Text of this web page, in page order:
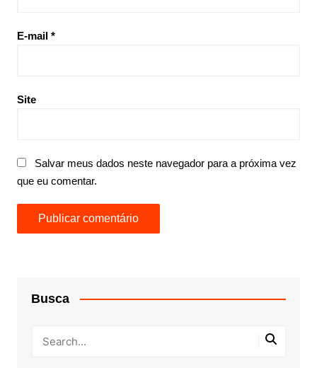
E-mail *
Site
Salvar meus dados neste navegador para a próxima vez
que eu comentar.
Busca